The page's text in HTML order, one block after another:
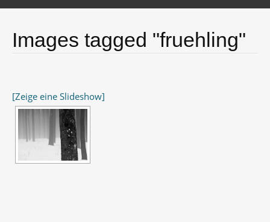
Images tagged "fruehling"
[Zeige eine Slideshow]